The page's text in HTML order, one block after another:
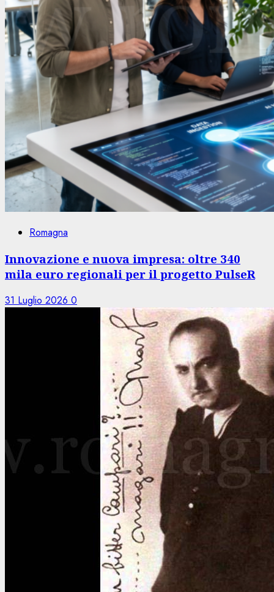
Romagna
Innovazione e nuova impresa: oltre 340
mila euro regionali per il progetto PulseR
31 Luglio 2026 0